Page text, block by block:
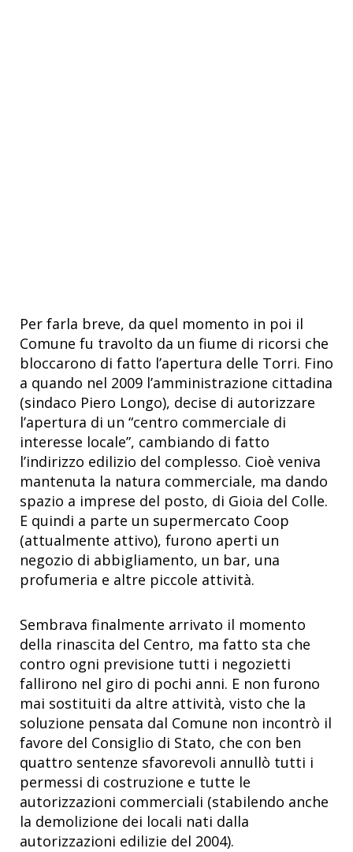
Per farla breve, da quel momento in poi il
Comune fu travolto da un fiume di ricorsi che
bloccarono di fatto l’apertura delle Torri. Fino
a quando nel 2009 l’amministrazione cittadina
(sindaco Piero Longo), decise di autorizzare
l’apertura di un “centro commerciale di
interesse locale”, cambiando di fatto
l’indirizzo edilizio del complesso. Cioè veniva
mantenuta la natura commerciale, ma dando
spazio a imprese del posto, di Gioia del Colle.
E quindi a parte un supermercato Coop
(attualmente attivo), furono aperti un
negozio di abbigliamento, un bar, una
profumeria e altre piccole attività.
Sembrava finalmente arrivato il momento
della rinascita del Centro, ma fatto sta che
contro ogni previsione tutti i negozietti
fallirono nel giro di pochi anni. E non furono
mai sostituiti da altre attività, visto che la
soluzione pensata dal Comune non incontrò il
favore del Consiglio di Stato, che con ben
quattro sentenze sfavorevoli annullò tutti i
permessi di costruzione e tutte le
autorizzazioni commerciali (stabilendo anche
la demolizione dei locali nati dalla
autorizzazioni edilizie del 2004).